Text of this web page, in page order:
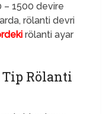
1500 devire
rölanti devri
rölanti ayar
Rölanti